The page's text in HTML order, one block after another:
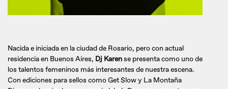
Nacida e iniciada en la ciudad de Rosario, pero con actual
residencia en Buenos Aires, Dj Karense presenta como uno de
los talentos femeninos más interesantes de nuestra escena.
Con ediciones para sellos como Get Slow y La Montaña